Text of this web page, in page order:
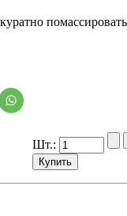
помассировать
Шт.: